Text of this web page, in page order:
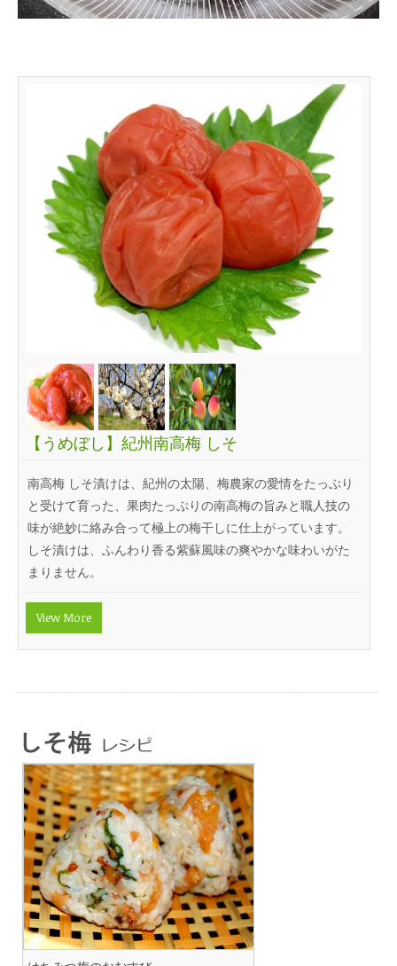
【うめぼし】紀州南高梅 しそ
南高梅 しそ漬けは、紀州の太陽、梅農家の愛情をたっぷり
と受けて育った、果肉たっぷりの南高梅の旨みと職人技の
味が絶妙に絡み合って極上の梅干しに仕上がっています。
しそ漬けは、ふんわり香る紫蘇風味の爽やかな味わいがた
まりません。
View More